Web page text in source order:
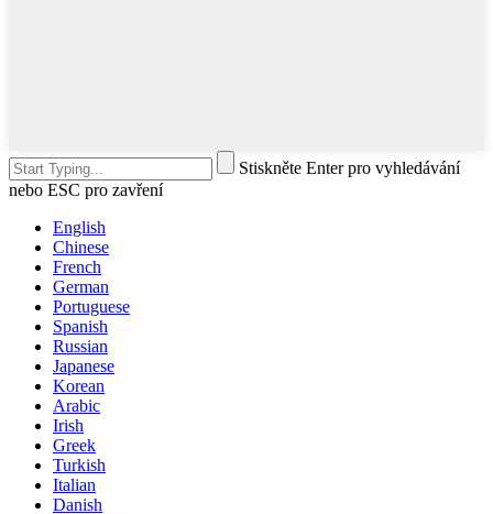
Stiskněte Enter pro vyhledávání
nebo ESC pro zavření
English
Chinese
French
German
Portuguese
Spanish
Russian
Japanese
Korean
Arabic
Irish
Greek
Turkish
Italian
Danish